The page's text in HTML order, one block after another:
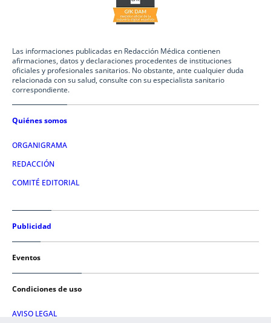
Las informaciones publicadas en Redacción Médica contienen
afirmaciones, datos y declaraciones procedentes de instituciones
oficiales y profesionales sanitarios. No obstante, ante cualquier duda
relacionada con su salud, consulte con su especialista sanitario
correspondiente.
Quiénes somos
ORGANIGRAMA
REDACCIÓN
COMITÉ EDITORIAL
Publicidad
Eventos
Condiciones de uso
AVISO LEGAL